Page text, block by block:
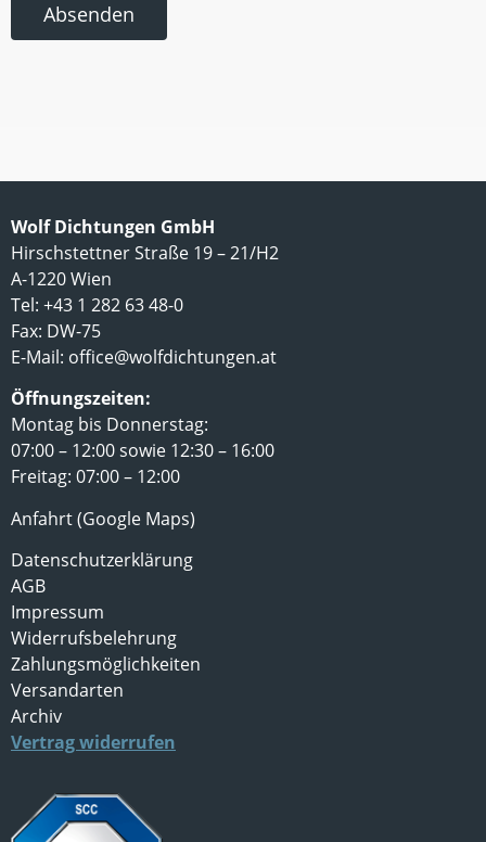
Absenden
Wolf Dichtungen GmbH
Hirschstettner Straße 19 – 21/H2
A-1220 Wien
Tel: +43 1 282 63 48-0
Fax: DW-75
E-Mail: office@wolfdichtungen.at
Öffnungszeiten:
Montag bis Donnerstag:
07:00 – 12:00 sowie 12:30 – 16:00
Freitag: 07:00 – 12:00
Anfahrt (Google Maps)
Datenschutzerklärung
AGB
Impressum
Widerrufsbelehrung
Zahlungsmöglichkeiten
Versandarten
Archiv
Vertrag widerrufen